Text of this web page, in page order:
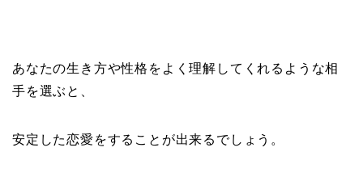
あなたの生き方や性格をよく理解してくれるような相
手を選ぶと、
安定した恋愛をすることが出来るでしょう。